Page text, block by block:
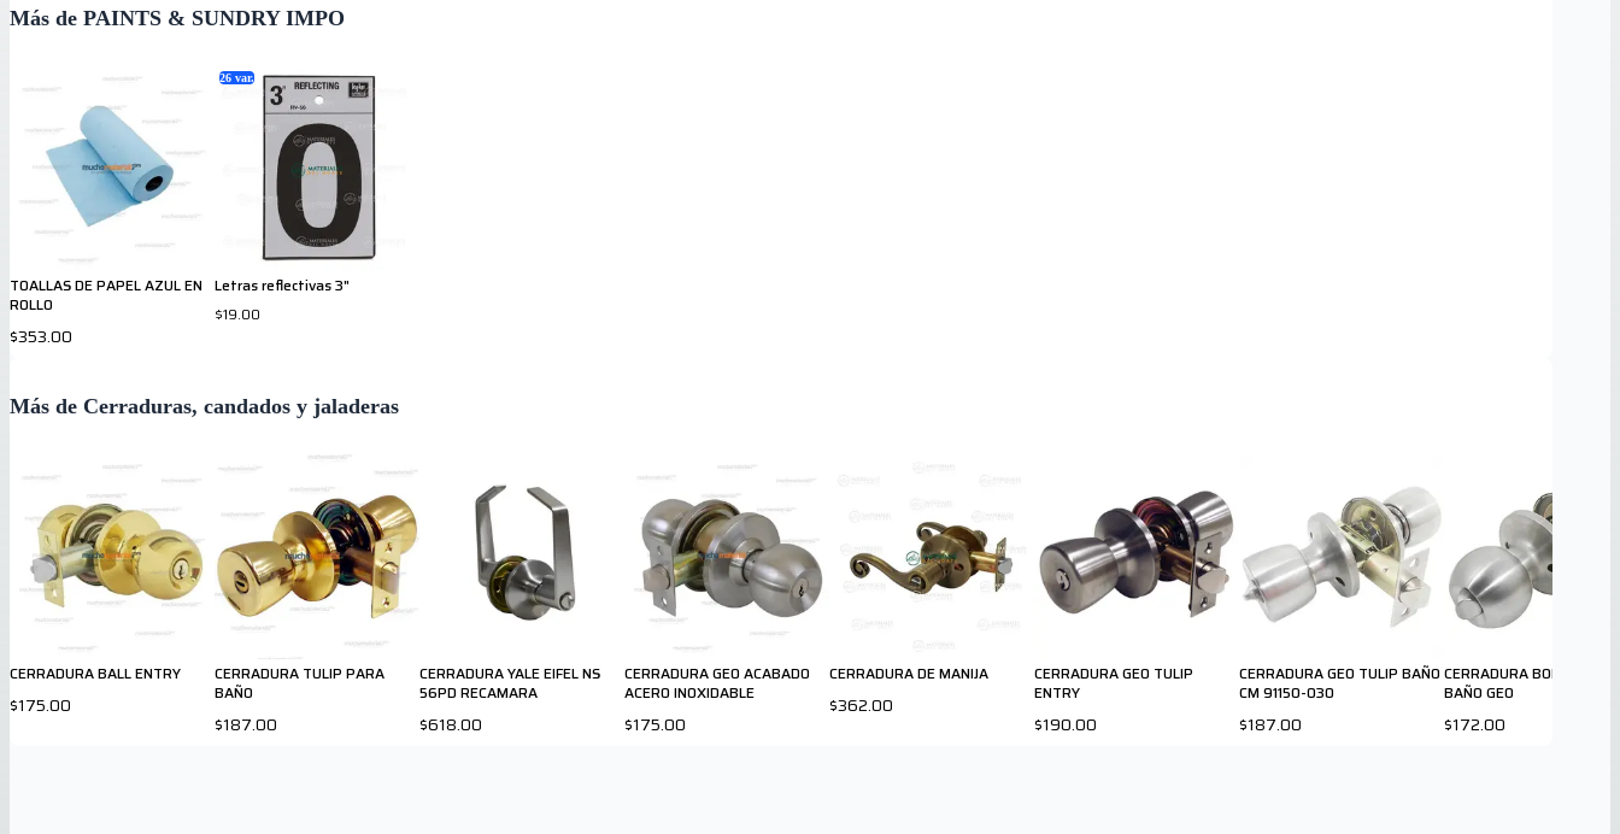
Más de PAINTS & SUNDRY IMPO
TOALLAS DE PAPEL AZUL EN
ROLLO
$353.00
26 var.
Letras reflectivas 3"
$19.00
Más de Cerraduras, candados y jaladeras
CERRADURA BALL ENTRY
$175.00
CERRADURA TULIP PARA
BAÑO
$187.00
CERRADURA YALE EIFEL NS
56PD RECAMARA
$618.00
CERRADURA GEO ACABADO
ACERO INOXIDABLE
$175.00
CERRADURA DE MANIJA
$362.00
CERRADURA GEO TULIP
ENTRY
$190.00
CERRADURA GEO TULIP BAÑO
CM 91150-030
$187.00
CERRADURA BOLA
BAÑO GEO
$172.00